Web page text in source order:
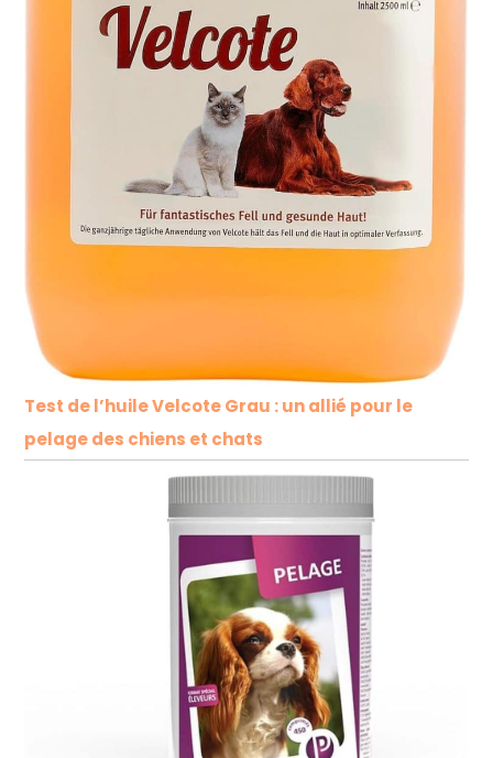
Test de l’huile Velcote Grau : un allié pour le
pelage des chiens et chats